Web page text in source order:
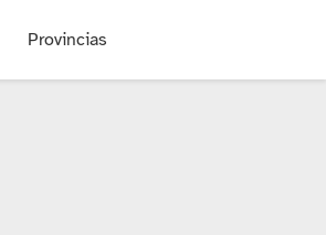
Provincias